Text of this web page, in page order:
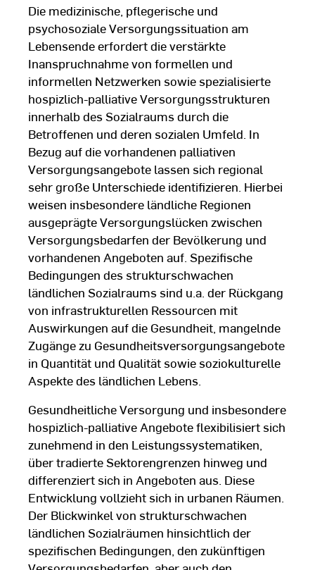
Die medizinische, pflegerische und
psychosoziale Versorgungssituation am
Lebensende erfordert die verstärkte
Inanspruchnahme von formellen und
informellen Netzwerken sowie spezialisierte
hospizlich-palliative Versorgungsstrukturen
innerhalb des Sozialraums durch die
Betroffenen und deren sozialen Umfeld. In
Bezug auf die vorhandenen palliativen
Versorgungsangebote lassen sich regional
sehr große Unterschiede identifizieren. Hierbei
weisen insbesondere ländliche Regionen
ausgeprägte Versorgungslücken zwischen
Versorgungsbedarfen der Bevölkerung und
vorhandenen Angeboten auf. Spezifische
Bedingungen des strukturschwachen
ländlichen Sozialraums sind u.a. der Rückgang
von infrastrukturellen Ressourcen mit
Auswirkungen auf die Gesundheit, mangelnde
Zugänge zu Gesundheitsversorgungsangebote
in Quantität und Qualität sowie soziokulturelle
Aspekte des ländlichen Lebens.
Gesundheitliche Versorgung und insbesondere
hospizlich-palliative Angebote flexibilisiert sich
zunehmend in den Leistungssystematiken,
über tradierte Sektorengrenzen hinweg und
differenziert sich in Angeboten aus. Diese
Entwicklung vollzieht sich in urbanen Räumen.
Der Blickwinkel von strukturschwachen
ländlichen Sozialräumen hinsichtlich der
spezifischen Bedingungen, den zukünftigen